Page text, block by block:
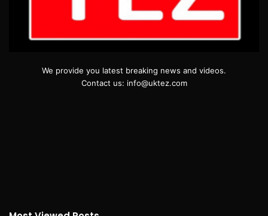
We provide you latest breaking news and videos.
Contact us: info@uktez.com